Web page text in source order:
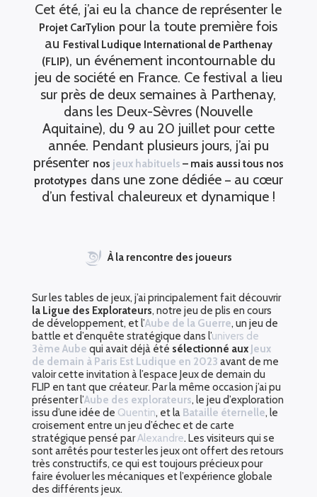
Cet été, j’ai eu la chance de représenter le
Projet CarTylion pour la toute première fois
au Festival Ludique International de Parthenay
(FLIP), un événement incontournable du
jeu de société en France. Ce festival a lieu
sur près de deux semaines à Parthenay,
dans les Deux-Sèvres (Nouvelle
Aquitaine), du 9 au 20 juillet pour cette
année. Pendant plusieurs jours, j’ai pu
présenter nos jeux habituels – mais aussi tous nos
prototypes dans une zone dédiée –au cœur
d’un festival chaleureux et dynamique !
À la rencontre des joueurs
Sur les tables de jeux, j’ai principalement fait découvrir
la Ligue des Explorateurs, notre jeu de plis en cours
de développement, et l’Aube de la Guerre, un jeu de
battle et d’enquête stratégique dans l’univers de
3ème Aube qui avait déjà été sélectionné aux Jeux
de demain à Paris Est Ludique en 2023 avant de me
valoir cette invitation à l’espace Jeux de demain du
FLIP en tant que créateur. Par la même occasion j’ai pu
présenter l’Aube des explorateurs, le jeu d’exploration
issu d’une idée de Quentin, et la Bataille éternelle, le
croisement entre un jeu d’échec et de carte
stratégique pensé parAlexandre. Les visiteurs qui se
sont arrêtés pour tester les jeux ont offert des retours
très constructifs, ce qui est toujours précieux pour
faire évoluer les mécaniques et l’expérience globale
des différents jeux.